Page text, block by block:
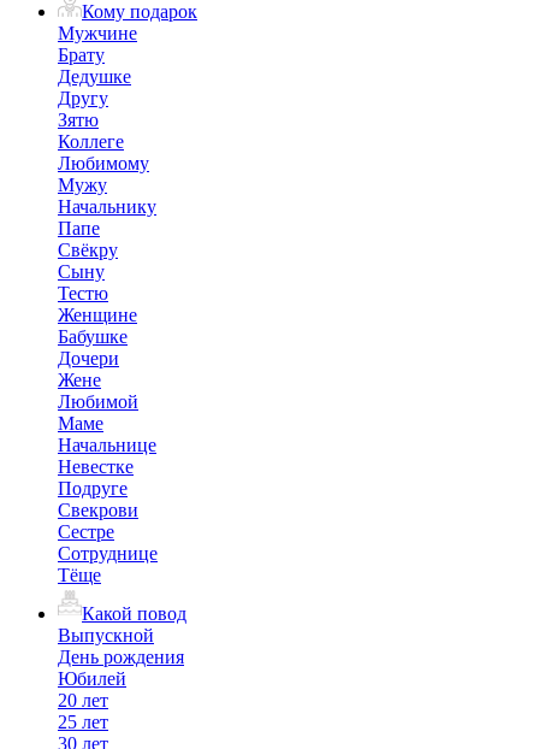
Кому подарок
Мужчине
Брату
Дедушке
Другу
Зятю
Коллеге
Любимому
Мужу
Начальнику
Папе
Свёкру
Сыну
Тестю
Женщине
Бабушке
Дочери
Жене
Любимой
Маме
Начальнице
Невестке
Подруге
Свекрови
Сестре
Сотруднице
Тёще
Какой повод
Выпускной
День рождения
Юбилей
20 лет
25 лет
30 лет